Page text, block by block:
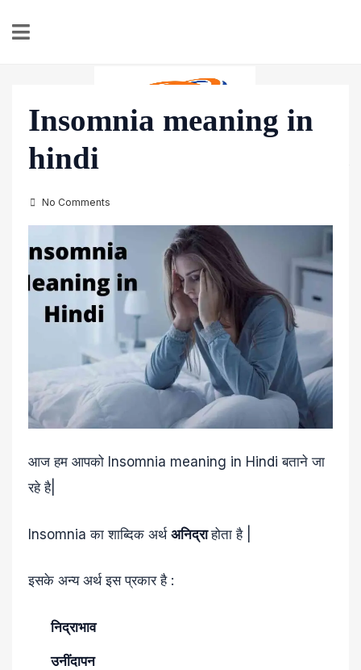
Insomnia meaning in
hindi
No Comments
आज हम आपको Insomnia meaning in Hindi बताने जा
रहे है|
Insomnia का शाब्दिक अर्थ अनिद्राहोता है |
इसके अन्य अर्थ इस प्रकार है :
निद्राभाव
उनींदापन